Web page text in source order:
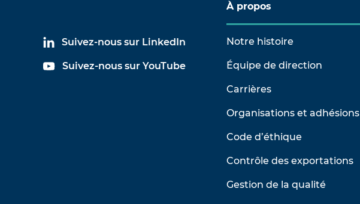
Suivez-nous sur LinkedIn
Suivez-nous sur YouTube
À propos
Notre histoire
Équipe de direction
Carrières
Organisations et adhésions
Code d’éthique
Contrôle des exportations
Gestion de la qualité